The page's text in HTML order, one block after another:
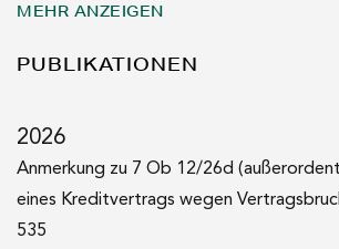
Partner bei DSC Doralt Seist Csoklich
2014
MEHR ANZEIGEN
PUBLIKATIONEN
2026
Anmerkung zu 7 Ob 12/26d
eines Kreditvertrags wegen
535